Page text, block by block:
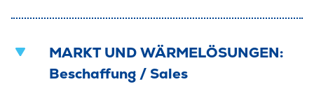
MARKT UND WÄRMELÖSUNGEN:
Beschaffung / Sales